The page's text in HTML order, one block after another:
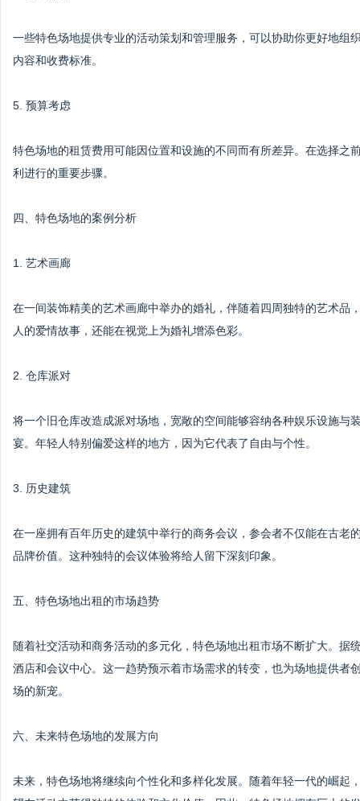
一些特色场地提供专业的活动策划和管理服务，可以协助你更好地组
内容和收费标准。
5. 预算考虑
特色场地的租赁费用可能因位置和设施的不同而有所差异。在选择之
利进行的重要步骤。
四、特色场地的案例分析
1. 艺术画廊
在一间装饰精美的艺术画廊中举办的婚礼，伴随着四周独特的艺术品
人的爱情故事，还能在视觉上为婚礼增添色彩。
2. 仓库派对
将一个旧仓库改造成派对场地，宽敞的空间能够容纳各种娱乐设施与
宴。年轻人特别偏爱这样的地方，因为它代表了自由与个性。
3. 历史建筑
在一座拥有百年历史的建筑中举行的商务会议，参会者不仅能在古老
品牌价值。这种独特的会议体验将给人留下深刻印象。
五、特色场地出租的市场趋势
随着社交活动和商务活动的多元化，特色场地出租市场不断扩大。
酒店和会议中心。这一趋势预示着市场需求的转变，也为场地提供者
场的新宠。
六、未来特色场地的发展方向
未来，特色场地将继续向个性化和多样化发展。随着年轻一代的崛起